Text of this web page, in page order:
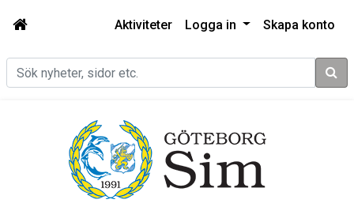
Aktiviteter Logga in Skapa konto
Sök